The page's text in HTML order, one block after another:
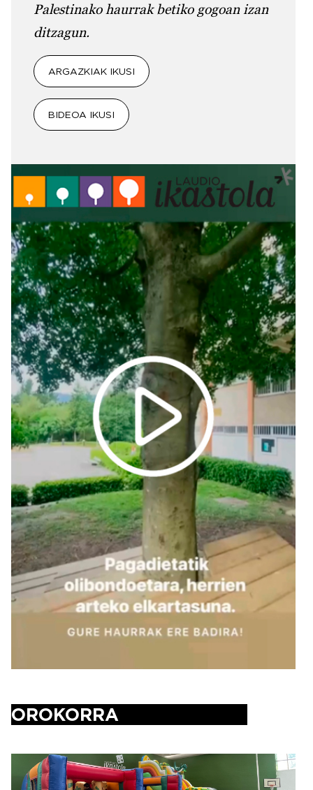
Palestinako haurrak betiko gogoan izan
ditzagun.
ARGAZKIAK IKUSI
BIDEOA IKUSI
OROKORRA
Irudia